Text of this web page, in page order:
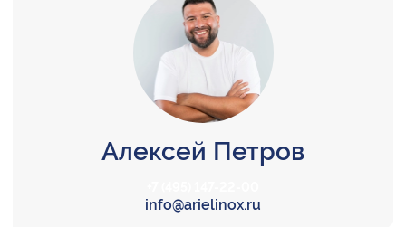
Алексей Петров
info@arielinox.ru